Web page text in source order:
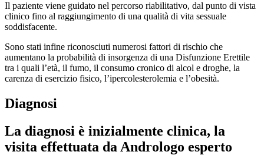
Il paziente viene guidato nel percorso riabilitativo, dal punto di vista
clinico fino al raggiungimento di una qualità di vita sessuale
soddisfacente.
Sono stati infine riconosciuti numerosi fattori di rischio che
aumentano la probabilità di insorgenza di una Disfunzione Erettile
tra i quali l’età, il fumo, il consumo cronico di alcol e droghe, la
carenza di esercizio fisico, l’ipercolesterolemia e l’obesità.
Diagnosi
La diagnosi è inizialmente clinica, la
visita effettuata da Andrologo esperto